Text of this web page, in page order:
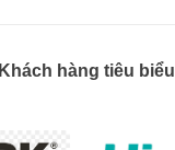
Khách hàng tiêu biểu